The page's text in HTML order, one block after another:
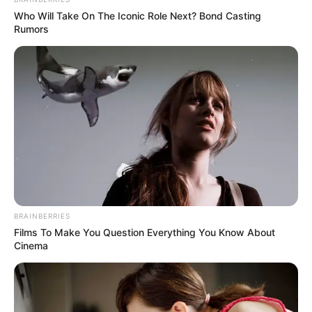
Ακολουθήστε το evianews.com στο
News
ΤΑ ΠΙΟ ΔΗΜΟΦΙΛΗ
Who Will Take On The Iconic Role Next? Bond Casting
Rumors
BRAINBERRIES
Films To Make You Question Everything You Know About
Cinema